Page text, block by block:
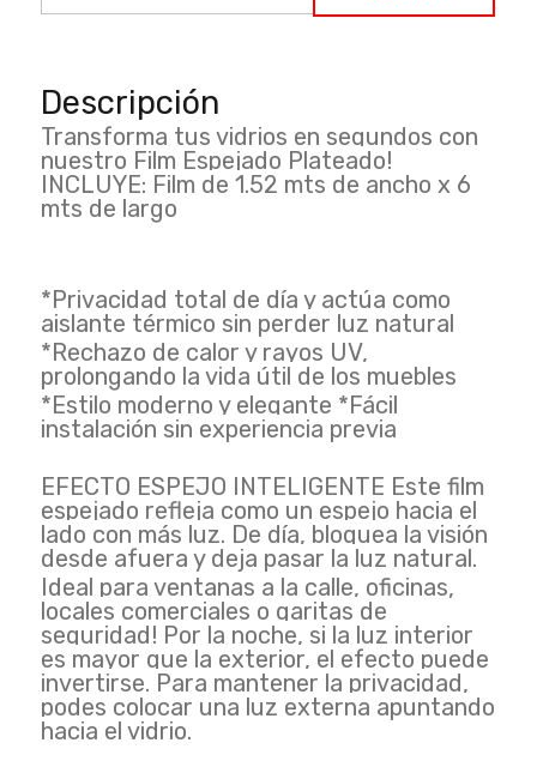
Descripción
Transforma tus vidrios en segundos con
nuestro Film Espejado Plateado!
INCLUYE: Film de 1.52 mts de ancho x 6
mts de largo
*Privacidad total de día y actúa como
aislante térmico sin perder luz natural
*Rechazo de calor y rayos UV,
prolongando la vida útil de los muebles
*Estilo moderno y elegante *Fácil
instalación sin experiencia previa
EFECTO ESPEJO INTELIGENTE Este film
espejado refleja como un espejo hacia el
lado con más luz. De día, bloquea la visión
desde afuera y deja pasar la luz natural.
Ideal para ventanas a la calle, oficinas,
locales comerciales o garitas de
seguridad! Por la noche, si la luz interior
es mayor que la exterior, el efecto puede
invertirse. Para mantener la privacidad,
podes colocar una luz externa apuntando
hacia el vidrio.